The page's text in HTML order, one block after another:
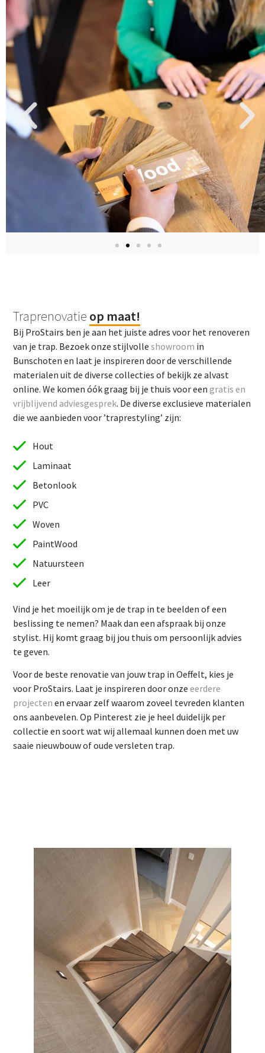
Traprenovatie op maat!
Bij ProStairs ben je aan het juiste adres voor het renoveren
van je trap. Bezoek onze stijlvolleshowroom in
Bunschoten en laat je inspireren door de verschillende
materialen uit de diverse collecties of bekijk ze alvast
online. We komen óók graag bij je thuis voor eengratis en
vrijblijvend adviesgesprek. De diverse exclusieve materialen
die we aanbieden voor ’traprestyling’ zijn:
Hout
Laminaat
Betonlook
PVC
Woven
PaintWood
Natuursteen
Leer
Vind je het moeilijk om je de trap in te beelden of een
beslissing te nemen? Maak dan een afspraak bij onze
stylist. Hij komt graag bij jou thuis om persoonlijk advies
te geven.
Voor de beste renovatie van jouw trap in Oeffelt, kies je
voor ProStairs. Laat je inspireren door onzeeerdere
projecten en ervaar zelf waarom zoveel tevreden klanten
ons aanbevelen. Op Pinterest zie je heel duidelijk per
collectie en soort wat wij allemaal kunnen doen met uw
saaie nieuwbouw of oude versleten trap.
beslissing te nemen? Maak dan een afspraak bij onze
stylist. Hij komt graag bij jou thuis om persoonlijk advies
te geven.
Voor de beste renovatie van jouw trap in Oeffelt, kies je
voor ProStairs. Laat je inspireren door onze